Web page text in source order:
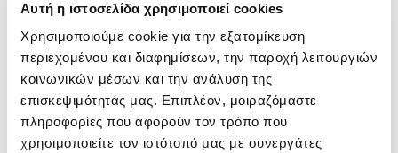
Αυτή η ιστοσελίδα χρησιμοποιεί cookies
Χρησιμοποιούμε cookie για την εξατομίκευση
περιεχομένου και διαφημίσεων, την παροχή λειτουργιών
κοινωνικών μέσων και την ανάλυση της
επισκεψιμότητάς μας. Επιπλέον, μοιραζόμαστε
πληροφορίες που αφορούν τον τρόπο που
χρησιμοποιείτε τον ιστότοπό μας με συνεργάτες